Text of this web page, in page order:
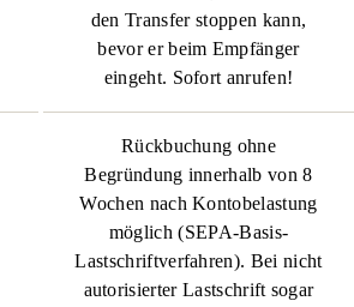
den Transfer stoppen kann,
bevor er beim Empfänger
eingeht. Sofort anrufen!
Rückbuchung ohne
Begründung innerhalb von 8
Wochen nach Kontobelastung
möglich (SEPA-Basis-
Lastschriftverfahren). Bei nicht
autorisierter Lastschrift sogar